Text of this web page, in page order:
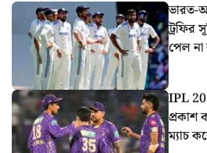
ভারত-
ট্রফির
পেল
IPL
প্রকাশ
ম্যাচ